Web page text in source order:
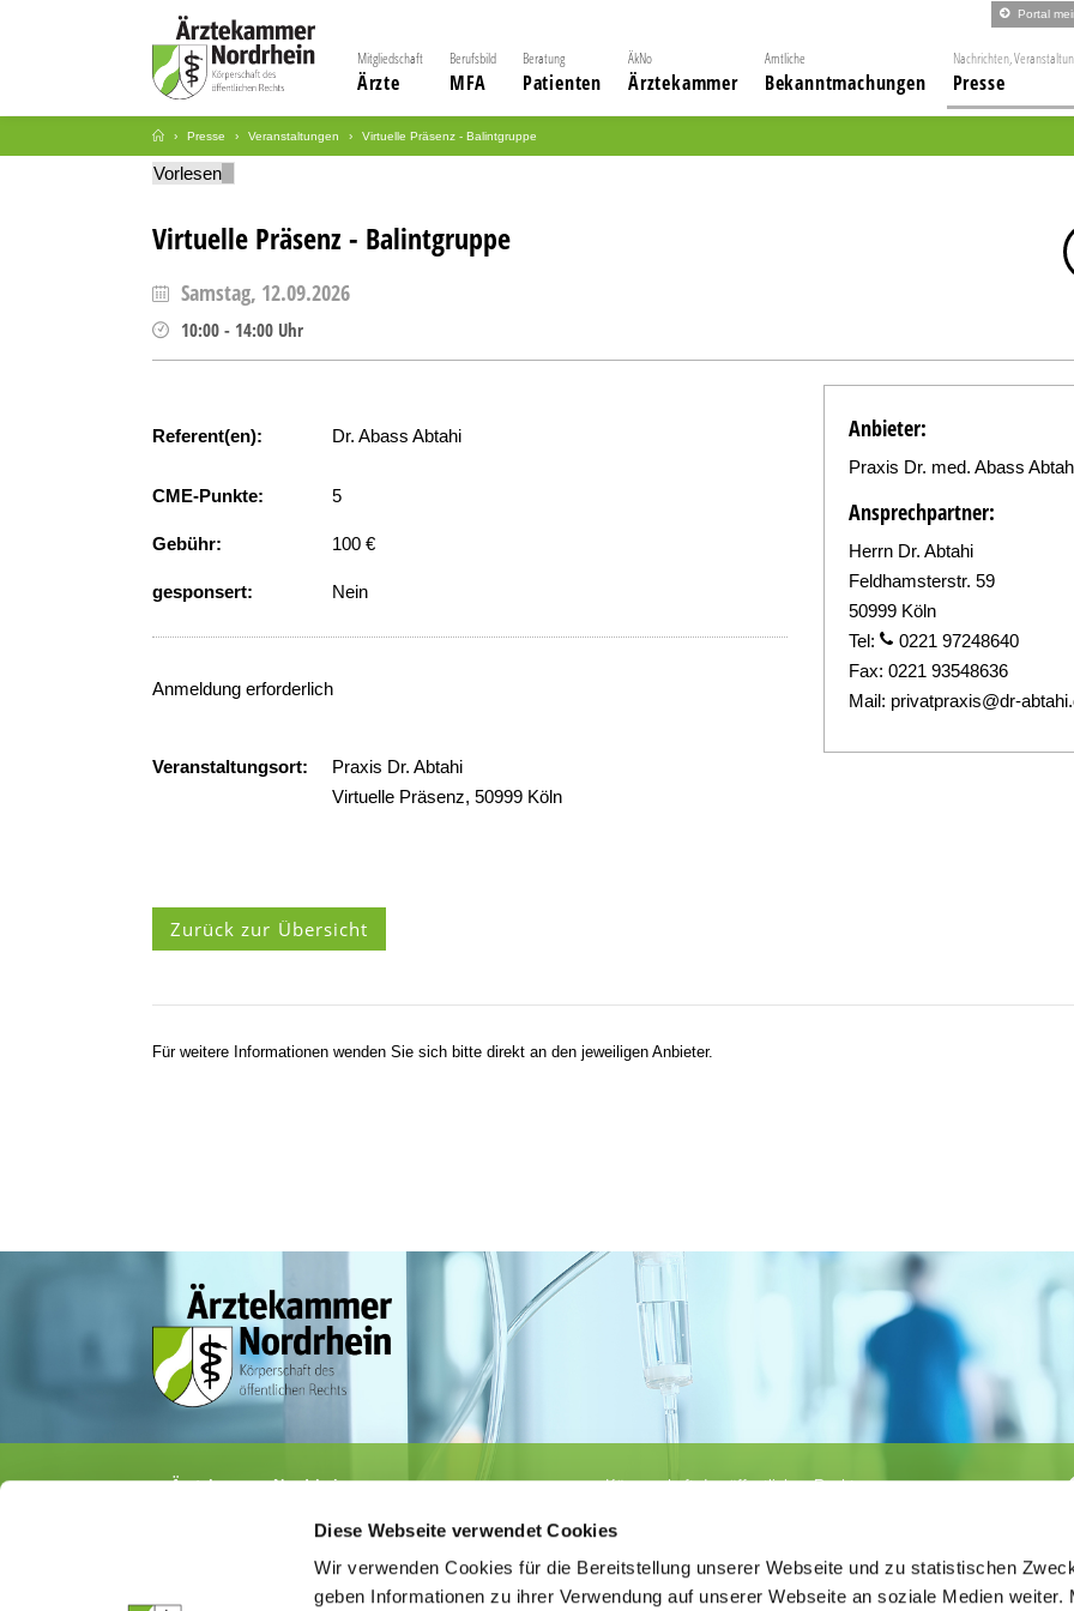
Diese Webseite verwendet Cookies
Wir verwenden Cookies für die Bereitstellung unserer Webseite und zu statistischen
geben Informationen zu ihrer Verwendung auf unserer Webseite an soziale Medien weiter.
Portal
Mitgliedschaft
Ärzte
Berufsbild
MFA
Beratung
Patienten
ÄkNo
Ärztekammer
Amtliche
Bekanntmachungen
Nachrichten,
Presse
Presse Veranstaltungen Virtuelle Präsenz - Balintgruppe
Vorlesen
Virtuelle Präsenz - Balintgruppe
Samstag, 12.09.2026
10:00 - 14:00 Uhr
Referent(en): Dr. Abass Abtahi
CME-Punkte: 5
Gebühr: 100 €
gesponsert: Nein
Anmeldung erforderlich
Veranstaltungsort:
Praxis Dr. Abtahi
Virtuelle Präsenz, 50999 Köln
Anbieter:
Praxis Dr. med. Abass
Ansprechpartner:
Herrn Dr. Abtahi
Feldhamsterstr. 59
50999 Köln
Tel:
0221 97248640
Fax: 0221 93548636
Mail: privatpraxis@dr-
Zurück zur Übersicht
Für weitere Informationen wenden Sie sich bitte direkt an den jeweiligen Anbieter.
Ärztekammer Nordrhein
· Fax 0211 / 4302 2009
aerztekammer@aekno.de
Körperschaft des öffentlichen Rechts